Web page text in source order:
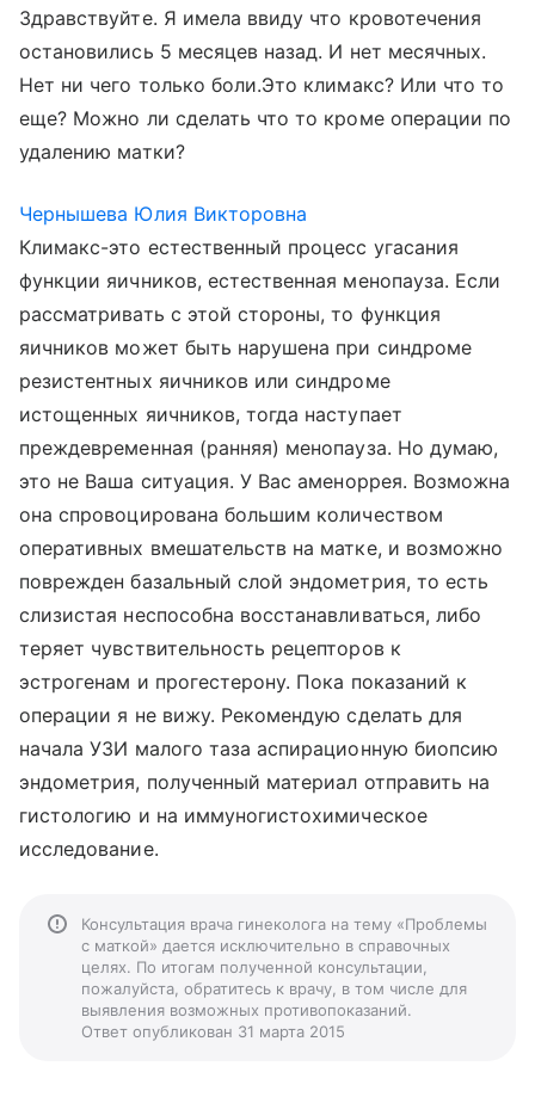
Здравствуйте. Я имела ввиду что кровотечения
остановились 5 месяцев назад. И нет месячных.
Нет ни чего только боли.Это климакс? Или что то
еще? Можно ли сделать что то кроме операции по
удалению матки?
Чернышева Юлия Викторовна
Климакс-это естественный процесс угасания
функции яичников, естественная менопауза. Если
рассматривать с этой стороны, то функция
яичников может быть нарушена при синдроме
резистентных яичников или синдроме
истощенных яичников, тогда наступает
преждевременная (ранняя) менопауза. Но думаю,
это не Ваша ситуация. У Вас аменоррея. Возможна
она спровоцирована большим количеством
оперативных вмешательств на матке, и возможно
поврежден базальный слой эндометрия, то есть
слизистая неспособна восстанавливаться, либо
теряет чувствительность рецепторов к
эстрогенам и прогестерону. Пока показаний к
операции я не вижу. Рекомендую сделать для
начала УЗИ малого таза аспирационную биопсию
эндометрия, полученный материал отправить на
гистологию и на иммуногистохимическое
исследование.
Консультация врача гинеколога на тему «Проблемы
с маткой» дается исключительно в справочных
целях. По итогам полученной консультации,
пожалуйста, обратитесь к врачу, в том числе для
выявления возможных противопоказаний.
Ответ опубликован 31 марта 2015